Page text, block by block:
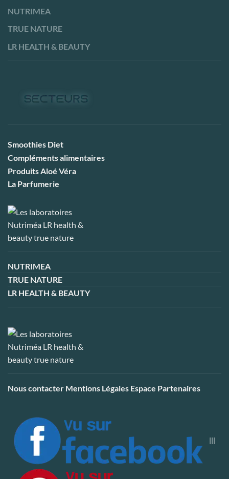
NUTRIMEA
TRUE NATURE
LR HEALTH & BEAUTY
Smoothies Diet
Compléments alimentaires
Produits Aloé Véra
La Parfumerie
NUTRIMEA
TRUE NATURE
LR HEALTH & BEAUTY
Nous contacter Mentions Légales Espace Partenaires
|||